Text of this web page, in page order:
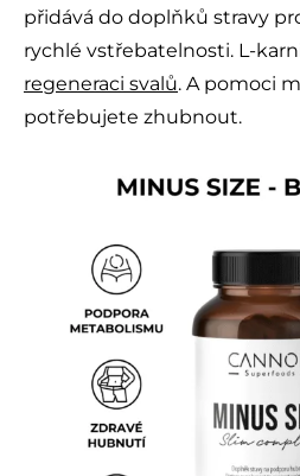
přidává do doplňků stravy
rychlé vstřebatelnosti. L-
regeneraci svalů. A pomoci
potřebujete zhubnout.